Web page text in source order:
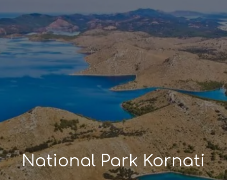
National Park Kornati